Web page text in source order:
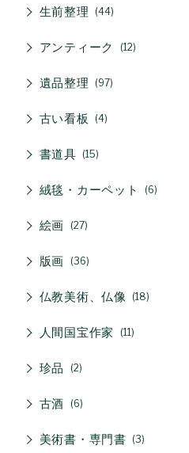
生前整理 44
アンティーク 12
遺品整理 97
古い看板 4
書道具 15
絨毯・カーペット 6
絵画 27
版画 36
仏教美術、仏像 18
人間国宝作家 11
珍品 2
古酒 6
美術書・専門書 3